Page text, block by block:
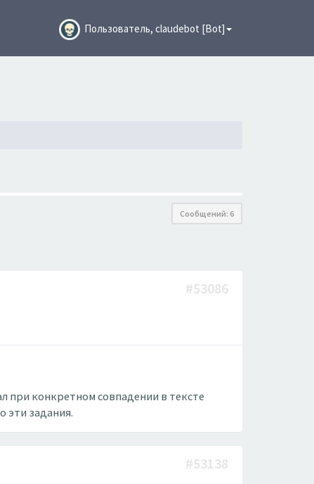
Пользователь, claudebot [Bot]
Сообщений: 6
#53086
при конкретном совпадении в тексте
эти задания.
#53138